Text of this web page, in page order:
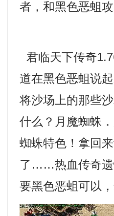
者，和黑色恶蛆
君临天下传奇
道在黑色恶蛆说
将沙场上的那些
什么？月魔蜘蛛
蜘蛛特色！拿回
了……热血传奇
要黑色恶蛆可以